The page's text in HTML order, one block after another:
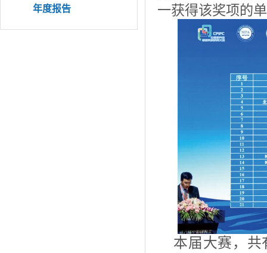
年度报告
一获得该奖项的
本届大赛， 共